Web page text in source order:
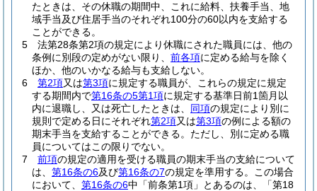
たときは、その休職の期間中、これに給料、扶養手当、地
域手当及び住居手当のそれぞれ100分の60以内を支給する
ことができる。
5
法第28条第2項の規定により休職にされた職員には、他の
条例に別段の定めがない限り、 前各項に定める給与を除く
ほか、他のいかなる給与も支給しない。
6
第2項又は第3項に規定する職員が、これらの規定に規定
する期間内で第16条の5第1項に規定する基準日前1箇月以
内に退職し、又は死亡したときは、 同項の規定により別に
規則で定める日にそれぞれ第2項又は第3項の例による額の
期末手当を支給することができる。 ただし、別に定める職
員についてはこの限りでない。
7
前項の規定の適用を受ける職員の期末手当の支給について
は、 第16条の6及び第16条の7の規定を準用する。
この場合
において、 第16条の6中「前条第1項」とあるのは、「第18